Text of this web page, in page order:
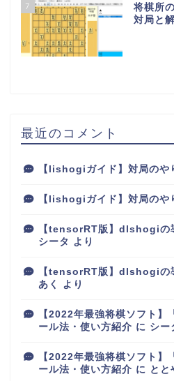
7
将棋所
対局と
最近のコメント
【lishogiガイド】対局のや
【lishogiガイド】対局のや
【tensorRT版】dlshogiの
シータ より
【tensorRT版】dlshogiの
あく
より
【2022年最強将棋ソフト
ール法・使い方紹介 に シー
【2022年最強将棋ソフト
ール法・使い方紹介 に とと